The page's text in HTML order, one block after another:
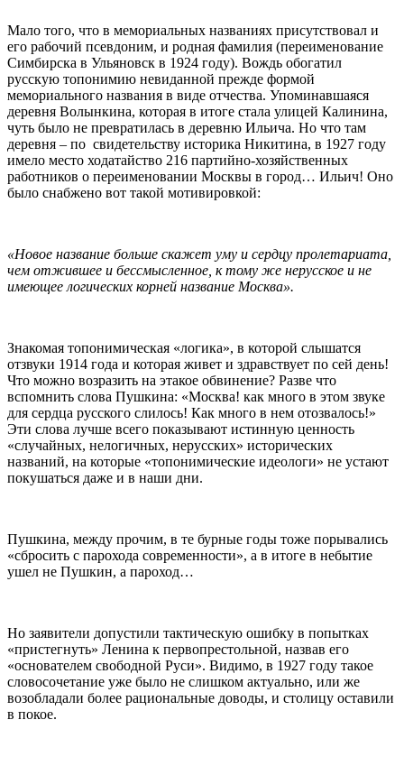
Мало того, что в мемориальных названиях присутствовал и
его рабочий псевдоним, и родная фамилия (переименование
Симбирска в Ульяновск в 1924 году). Вождь обогатил
русскую топонимию невиданной прежде формой
мемориального названия в виде отчества. Упоминавшаяся
деревня Волынкина, которая в итоге стала улицей Калинина,
чуть было не превратилась в деревню Ильича. Но что там
деревня – по свидетельству историка Никитина, в 1927 году
имело место ходатайство 216 партийно-хозяйственных
работников о переименовании Москвы в город… Ильич! Оно
было снабжено вот такой мотивировкой:
«Новое название больше скажет уму и сердцу пролетариата,
чем отжившее и бессмысленное, к тому же нерусское и не
имеющее логических корней название Москва».
Знакомая топонимическая «логика», в которой слышатся
отзвуки 1914 года и которая живет и здравствует по сей день!
Что можно возразить на этакое обвинение? Разве что
вспомнить слова Пушкина: «Моcква! как много в этом звуке
для сердца русского слилось! Как много в нем отозвалось!»
Эти слова лучше всего показывают истинную ценность
«случайных, нелогичных, нерусских» исторических
названий, на которые «топонимические идеологи» не устают
покушаться даже и в наши дни.
Пушкина, между прочим, в те бурные годы тоже порывались
«сбросить с парохода современности», а в итоге в небытие
ушел не Пушкин, а пароход…
Но заявители допустили тактическую ошибку в попытках
«пристегнуть» Ленина к первопрестольной, назвав его
«основателем свободной Руси». Видимо, в 1927 году такое
словосочетание уже было не слишком актуально, или же
возобладали более рациональные доводы, и столицу оставили
в покое.